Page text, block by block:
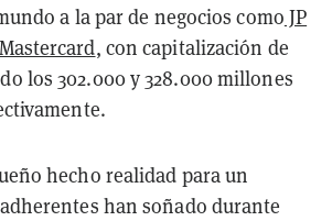
a la par de negocios como JP
Mastercard, con capitalización de
los 302.000 y 328.000 millones
hecho realidad para un
han soñado durante